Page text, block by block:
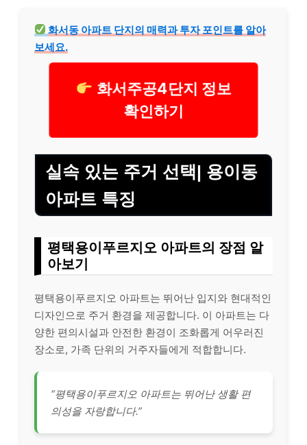
화서동 아파트 단지의 매력과 투자 포인트를 알아
보세요.
화서주공4단지 정보
확인하기
실속 있는 주거 선택| 용이동
아파트 특징
평택용이푸르지오 아파트의 장점 알
아보기
평택용이푸르지오 아파트는 뛰어난 입지와 현대적인
디자인으로 주거 환경을 제공합니다. 이 아파트는 다
양한 편의시설과 안전한 환경이 조화롭게 어우러진
장소로, 가족 단위의 거주자들에게 적합합니다.
“평택용이푸르지오 아파트는 뛰어난 생활 편
의성을 자랑합니다.”